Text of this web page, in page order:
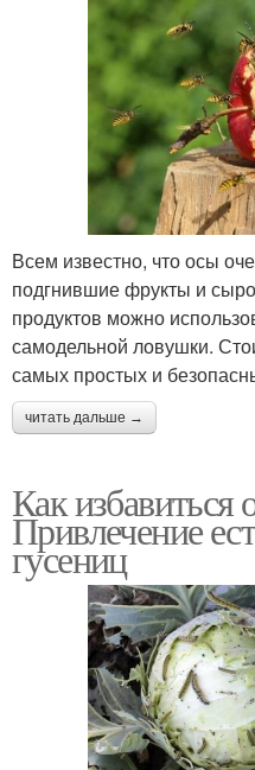
Всем известно, что осы
подгнившие фрукты и
продуктов можно
самодельной ловушки.
самых простых и
читать дальше →
Как избавиться
Привлечение
гусениц